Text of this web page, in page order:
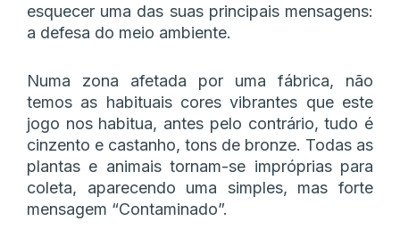
esquecer uma das suas principais mensagens:
a defesa do meio ambiente.
Numa zona afetada por uma fábrica, não
temos as habituais cores vibrantes que este
jogo nos habitua, antes pelo contrário, tudo é
cinzento e castanho, tons de bronze. Todas as
plantas e animais tornam-se impróprias para
coleta, aparecendo uma simples, mas forte
mensagem “Contaminado”.